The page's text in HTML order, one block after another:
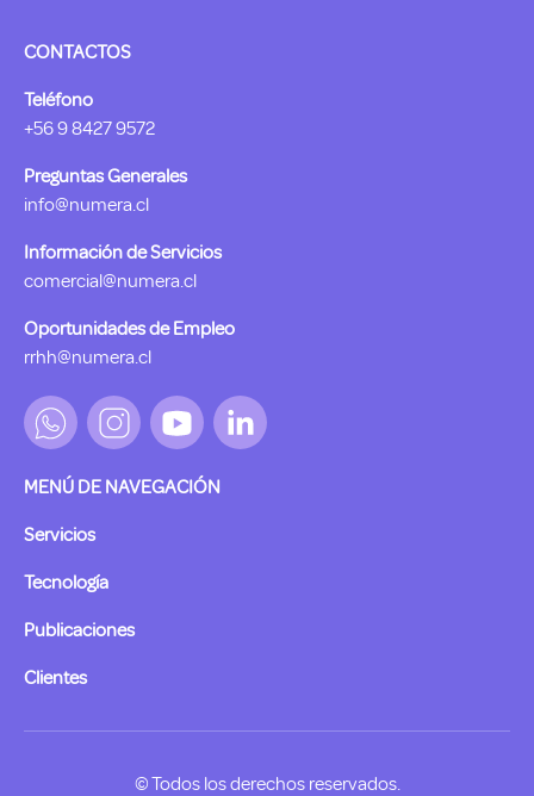
CONTACTOS
Teléfono
+56 9 8427 9572
Preguntas Generales
info@numera.cl
Información de Servicios
comercial@numera.cl
Oportunidades de Empleo
rrhh@numera.cl
MENÚ DE NAVEGACIÓN
Servicios
Tecnología
Publicaciones
Clientes
© Todos los derechos reservados.